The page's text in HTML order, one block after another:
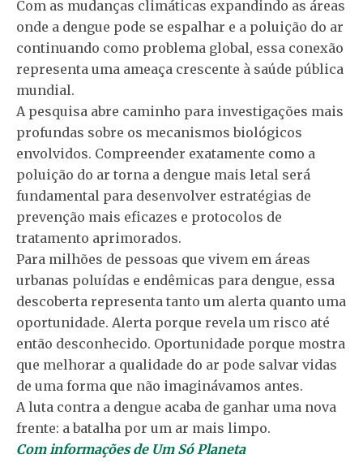
Com as mudanças climáticas expandindo as áreas
onde a dengue pode se espalhar e a poluição do ar
continuando como problema global, essa conexão
representa uma ameaça crescente à saúde pública
mundial.
A pesquisa abre caminho para investigações mais
profundas sobre os mecanismos biológicos
envolvidos. Compreender exatamente como a
poluição do ar torna a dengue mais letal será
fundamental para desenvolver estratégias de
prevenção mais eficazes e protocolos de
tratamento aprimorados.
Para milhões de pessoas que vivem em áreas
urbanas poluídas e endêmicas para dengue, essa
descoberta representa tanto um alerta quanto uma
oportunidade. Alerta porque revela um risco até
então desconhecido. Oportunidade porque mostra
que melhorar a qualidade do ar pode salvar vidas
de uma forma que não imaginávamos antes.
A luta contra a dengue acaba de ganhar uma nova
frente: a batalha por um ar mais limpo.
Com informações de Um Só Planeta